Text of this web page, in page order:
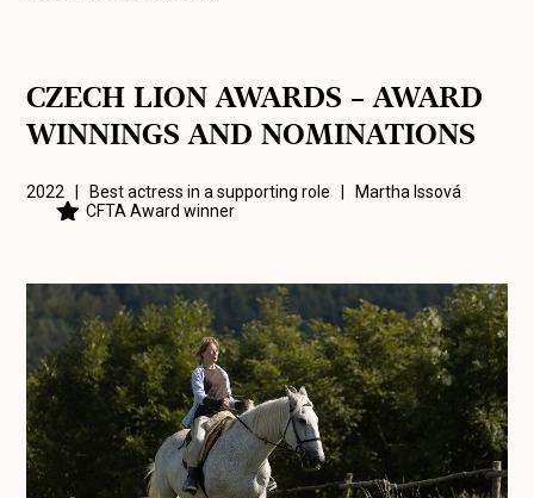
CZECH LION AWARDS – AWARD
WINNINGS AND NOMINATIONS
2022 | Best actress in a supporting role | Martha Issová
CFTA Award winner